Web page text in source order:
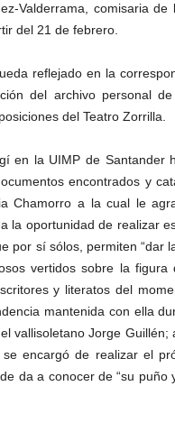
Valderrama, comisaria de
del 21 de febrero.
reflejado en la
del archivo personal
del Teatro Zorrilla.
en la UIMP de Santander
encontrados y
Chamorro a la cual le
la oportunidad de realizar
por sí sólos, permiten “dar
vertidos sobre la
y literatos del
mantenida con ella
vallisoletano Jorge Guillén;
encargó de realizar el
da a conocer de “su puño